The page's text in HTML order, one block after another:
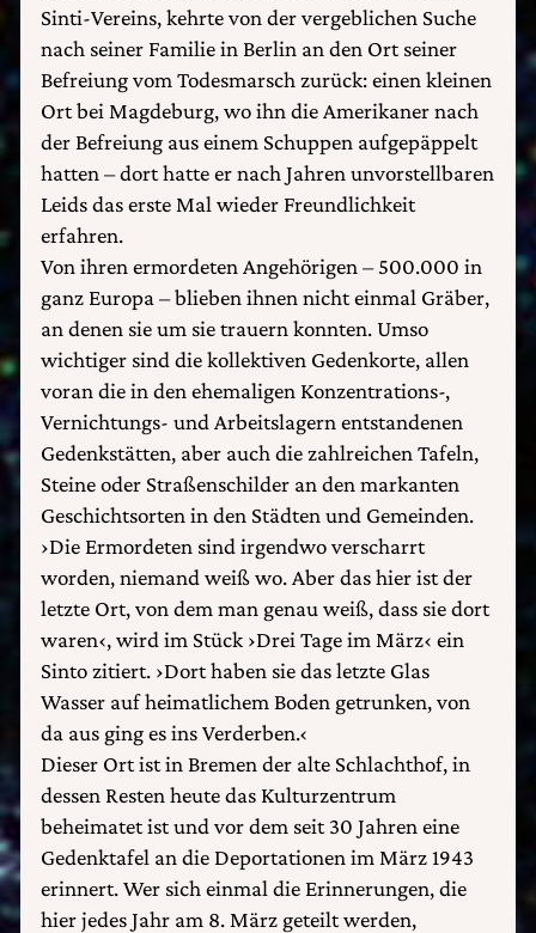
Sinti-Vereins, kehrte von der vergeblichen Suche
nach seiner Familie in Berlin an den Ort seiner
Befreiung vom Todesmarsch zurück: einen kleinen
Ort bei Magdeburg, wo ihn die Amerikaner nach
der Befreiung aus einem Schuppen aufgepäppelt
hatten – dort hatte er nach Jahren unvorstellbaren
Leids das erste Mal wieder Freundlichkeit
erfahren.
Von ihren ermordeten Angehörigen – 500.000 in
ganz Europa – blieben ihnen nicht einmal Gräber,
an denen sie um sie trauern konnten. Umso
wichtiger sind die kollektiven Gedenkorte, allen
voran die in den ehemaligen Konzentrations-,
Vernichtungs- und Arbeitslagern entstandenen
Gedenkstätten, aber auch die zahlreichen Tafeln,
Steine oder Straßenschilder an den markanten
Geschichtsorten in den Städten und Gemeinden.
›Die Ermordeten sind irgendwo verscharrt
worden, niemand weiß wo. Aber das hier ist der
letzte Ort, von dem man genau weiß, dass sie dort
waren‹, wird im Stück ›Drei Tage im März‹ ein
Sinto zitiert. ›Dort haben sie das letzte Glas
Wasser auf heimatlichem Boden getrunken, von
da aus ging es ins Verderben.‹
Dieser Ort ist in Bremen der alte Schlachthof, in
dessen Resten heute das Kulturzentrum
beheimatet ist und vor dem seit 30 Jahren eine
Gedenktafel an die Deportationen im März 1943
erinnert. Wer sich einmal die Erinnerungen, die
hier jedes Jahr am 8. März geteilt werden,